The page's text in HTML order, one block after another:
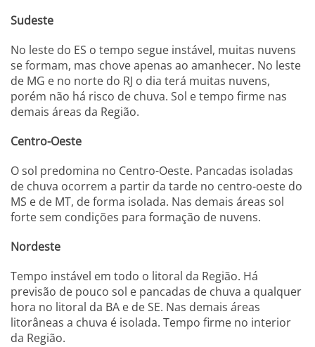
Sudeste
No leste do ES o tempo segue instável, muitas nuvens
se formam, mas chove apenas ao amanhecer. No leste
de MG e no norte do RJ o dia terá muitas nuvens,
porém não há risco de chuva. Sol e tempo firme nas
demais áreas da Região.
Centro-Oeste
O sol predomina no Centro-Oeste. Pancadas isoladas
de chuva ocorrem a partir da tarde no centro-oeste do
MS e de MT, de forma isolada. Nas demais áreas sol
forte sem condições para formação de nuvens.
Nordeste
Tempo instável em todo o litoral da Região. Há
previsão de pouco sol e pancadas de chuva a qualquer
hora no litoral da BA e de SE. Nas demais áreas
litorâneas a chuva é isolada. Tempo firme no interior
da Região.